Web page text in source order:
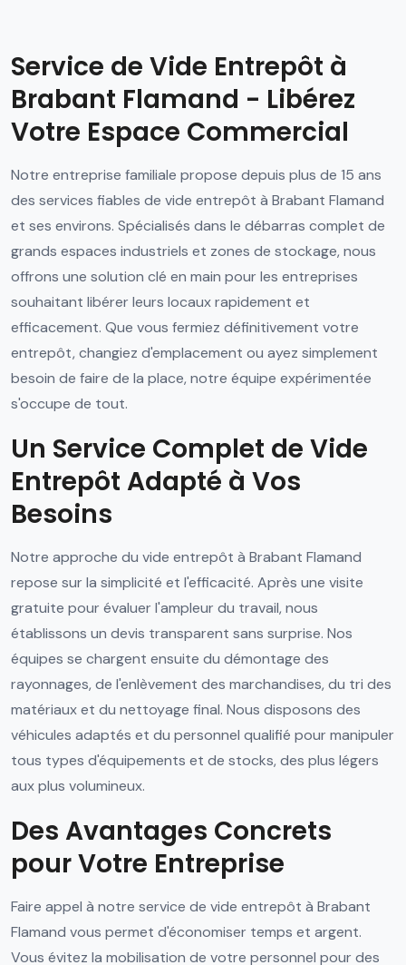
Service de Vide Entrepôt à
Brabant Flamand - Libérez
Votre Espace Commercial
Notre entreprise familiale propose depuis plus de 15 ans
des services fiables de vide entrepôt à Brabant Flamand
et ses environs. Spécialisés dans le débarras complet de
grands espaces industriels et zones de stockage, nous
offrons une solution clé en main pour les entreprises
souhaitant libérer leurs locaux rapidement et
efficacement. Que vous fermiez définitivement votre
entrepôt, changiez d'emplacement ou ayez simplement
besoin de faire de la place, notre équipe expérimentée
s'occupe de tout.
Un Service Complet de Vide
Entrepôt Adapté à Vos
Besoins
Notre approche du vide entrepôt à Brabant Flamand
repose sur la simplicité et l'efficacité. Après une visite
gratuite pour évaluer l'ampleur du travail, nous
établissons un devis transparent sans surprise. Nos
équipes se chargent ensuite du démontage des
rayonnages, de l'enlèvement des marchandises, du tri des
matériaux et du nettoyage final. Nous disposons des
véhicules adaptés et du personnel qualifié pour manipuler
tous types d'équipements et de stocks, des plus légers
aux plus volumineux.
Des Avantages Concrets
pour Votre Entreprise
Faire appel à notre service de vide entrepôt à Brabant
Flamand vous permet d'économiser temps et argent.
Vous évitez la mobilisation de votre personnel pour des